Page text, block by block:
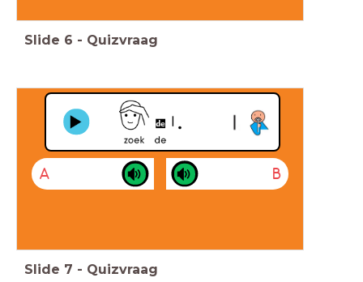
Slide 6 - Quizvraag
A B
Slide 7 - Quizvraag